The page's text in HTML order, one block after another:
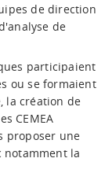
de direction
de
participaient
ou se formaient
la création de
CEMEA
proposer une
notamment la